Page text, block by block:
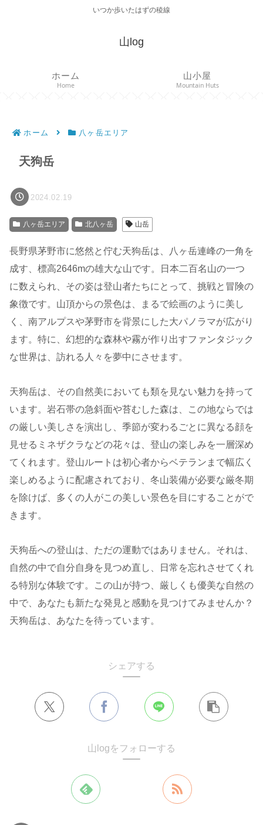
いつか歩いたはずの稜線
山log
ホーム
Home
山小屋
Mountain Huts
ホーム 八ヶ岳エリア
天狗岳
2024.02.19
八ヶ岳エリア 北八ヶ岳 山岳
長野県茅野市に悠然と佇む天狗岳は、八ヶ岳連峰の一角を
成す、標高2646mの雄大な山です。日本二百名山の一つ
に数えられ、その姿は登山者たちにとって、挑戦と冒険の
象徴です。山頂からの景色は、まるで絵画のように美し
く、南アルプスや茅野市を背景にした大パノラマが広がり
ます。特に、幻想的な森林や霧が作り出すファンタジック
な世界は、訪れる人々を夢中にさせます。
天狗岳は、その自然美においても類を見ない魅力を持って
います。岩石帯の急斜面や苔むした森は、この地ならでは
の厳しい美しさを演出し、季節が変わるごとに異なる顔を
見せるミネザクラなどの花々は、登山の楽しみを一層深め
てくれます。登山ルートは初心者からベテランまで幅広く
楽しめるように配慮されており、冬山装備が必要な厳冬期
を除けば、多くの人がこの美しい景色を目にすることがで
きます。
天狗岳への登山は、ただの運動ではありません。それは、
自然の中で自分自身を見つめ直し、日常を忘れさせてくれ
る特別な体験です。この山が持つ、厳しくも優美な自然の
中で、あなたも新たな発見と感動を見つけてみませんか？
天狗岳は、あなたを待っています。
シェアする
山logをフォローする